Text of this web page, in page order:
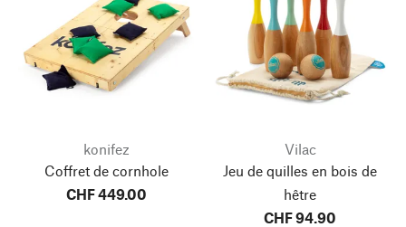
konifez
Coffret de cornhole
CHF 449.00
Vilac
Jeu de quilles en bois de
hêtre
CHF 94.90